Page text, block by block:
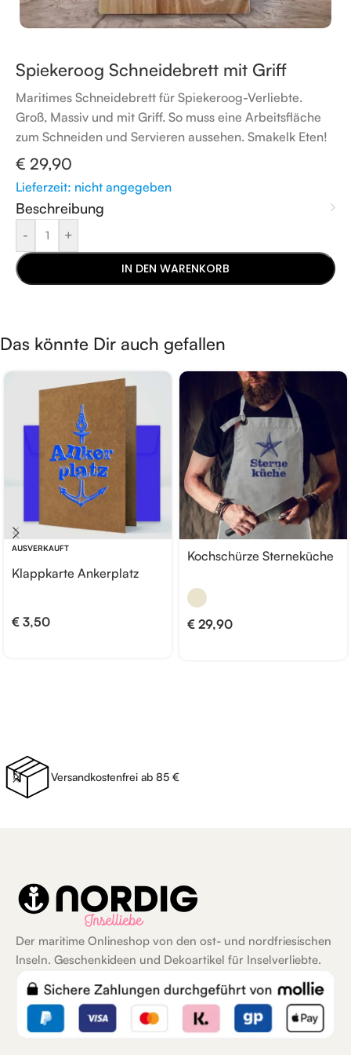
Spiekeroog Schneidebrett mit Griff
Maritimes Schneidebrett für Spiekeroog-Verliebte.
Groß, Massiv und mit Griff. So muss eine Arbeitsfläche
zum Schneiden und Servieren aussehen. Smakelk Eten!
€ 29,90
Lieferzeit: nicht angegeben
Beschreibung
- +
IN DEN WARENKORB
Das könnte Dir auch gefallen
AUSVERKAUFT
Klappkarte Ankerplatz
€ 3,50
Kochschürze Sterneküche
€ 29,90
Versandkostenfrei ab 85 €
Der maritime Onlineshop von den ost- und nordfriesischen
Inseln. Geschenkideen und Dekoartikel für Inselverliebte.